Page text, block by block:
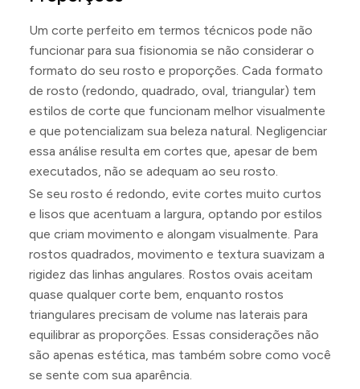
Um corte perfeito em termos técnicos pode não
funcionar para sua fisionomia se não considerar o
formato do seu rosto e proporções. Cada formato
de rosto (redondo, quadrado, oval, triangular) tem
estilos de corte que funcionam melhor visualmente
e que potencializam sua beleza natural. Negligenciar
essa análise resulta em cortes que, apesar de bem
executados, não se adequam ao seu rosto.
Se seu rosto é redondo, evite cortes muito curtos
e lisos que acentuam a largura, optando por estilos
que criam movimento e alongam visualmente. Para
rostos quadrados, movimento e textura suavizam a
rigidez das linhas angulares. Rostos ovais aceitam
quase qualquer corte bem, enquanto rostos
triangulares precisam de volume nas laterais para
equilibrar as proporções. Essas considerações não
são apenas estética, mas também sobre como você
se sente com sua aparência.